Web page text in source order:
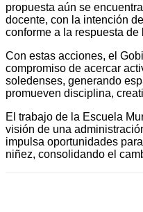
propuesta aún se
docente, con la intención
conforme a la respuesta de
Con estas acciones, el
compromiso de acercar
soledenses, generando
promueven disciplina,
El trabajo de la Escuela
visión de una
impulsa oportunidades
niñez, consolidando el